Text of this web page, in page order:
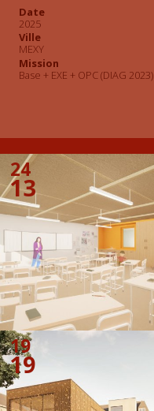
Date
2025
Ville
MEXY
Mission
Base + EXE + OPC (DIAG 2023)
24
13
19
19